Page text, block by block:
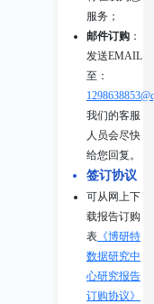
服务；
邮件订购 ：
发送EMAIL
至：
我们的客服
人员会尽快
给您回复。
签订协议
可从网上下
载报告订购
表 《博研特
数据研究中
心研究报告
订购协议》